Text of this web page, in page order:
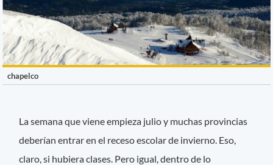
chapelco
La semana que viene empieza julio y muchas provincias
deberían entrar en el receso escolar de invierno. Eso,
claro, si hubiera clases. Pero igual, dentro de lo